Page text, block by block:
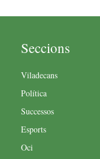
Seccions
Viladecans
Política
Successos
Esports
Oci